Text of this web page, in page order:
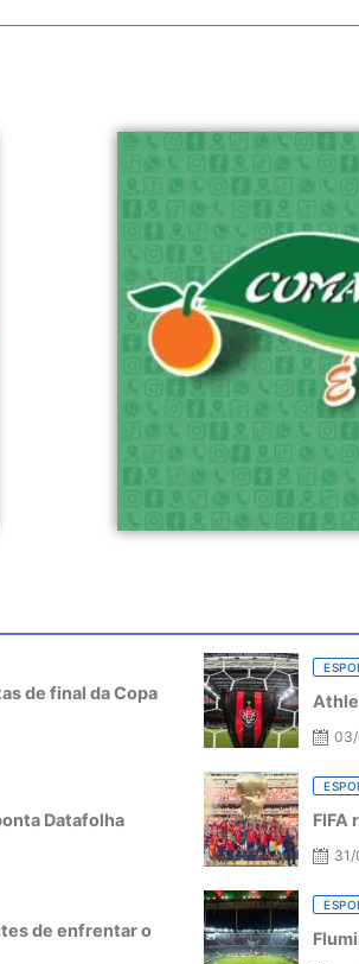
de final da Copa
Datafolha FIFA
de enfrentar o